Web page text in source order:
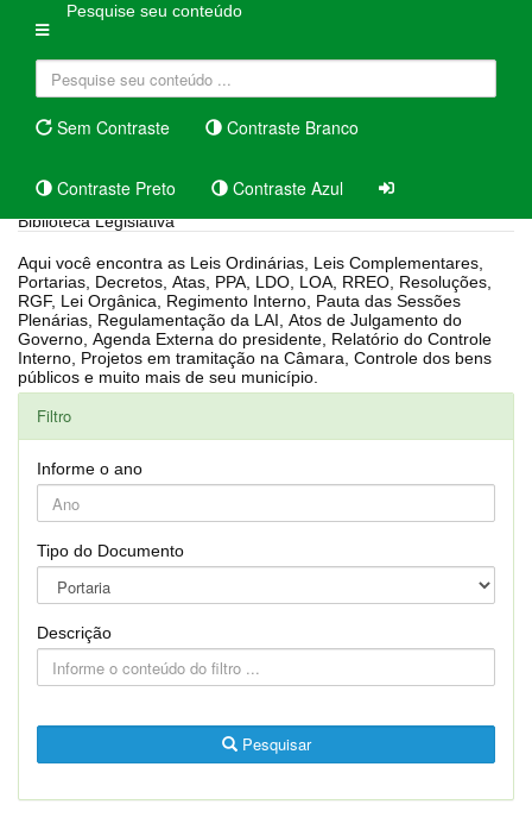
Pesquise seu conteúdo
Sem Contraste Contraste Branco
Contraste Preto Contraste Azul
Biblioteca Legislativa
Aqui você encontra as Leis Ordinárias, Leis Complementares,
Portarias, Decretos, Atas, PPA, LDO, LOA, RREO, Resoluções,
RGF, Lei Orgânica, Regimento Interno, Pauta das Sessões
Plenárias, Regulamentação da LAI, Atos de Julgamento do
Governo, Agenda Externa do presidente, Relatório do Controle
Interno, Projetos em tramitação na Câmara, Controle dos bens
públicos e muito mais de seu município.
Filtro
Informe o ano
Tipo do Documento
Descrição
Pesquisar